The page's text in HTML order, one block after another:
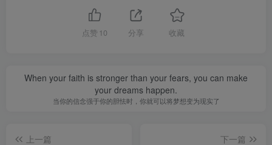
点赞 10 分享 收藏
When your faith is stronger than your fears, you can make
your dreams happen.
当你的信念强于你的胆怯时，你就可以将梦想变为现实了
上一篇
下一篇